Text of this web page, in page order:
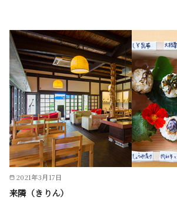
2021年3月17日
来隣（きりん）